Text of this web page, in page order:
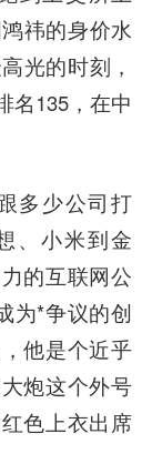
祎的身价水
光的时刻，
名135，在中
多少公司打
、小米到金
的互联网公
为*争议的创
他是个近乎
炮这个外号
色上衣出席